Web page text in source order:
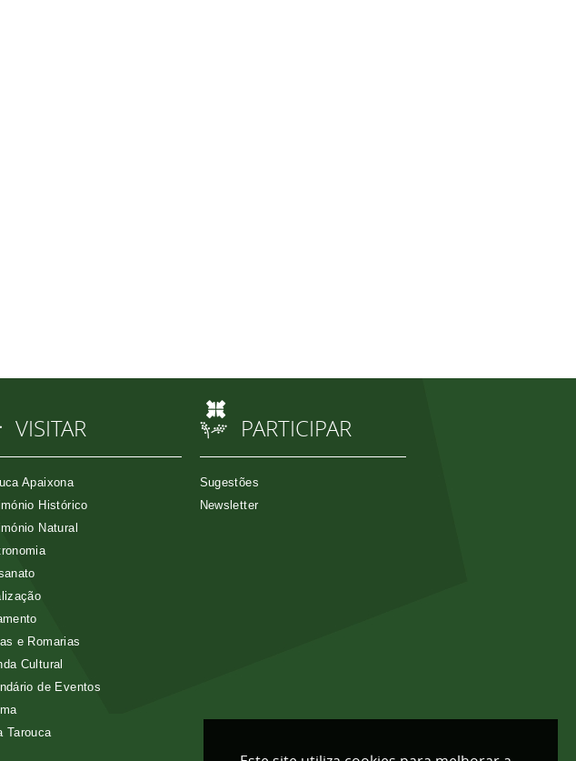
VISITAR
Apaixona
Histórico
Natural
e Romarias
Cultural
de Eventos
Tarouca
PARTICIPAR
Sugestões
Newsletter